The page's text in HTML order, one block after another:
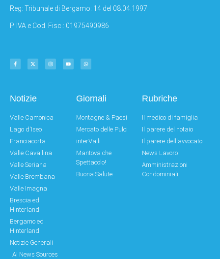
Reg: Tribunale di Bergamo: 14 del 08.04.1997
P. IVA e Cod. Fisc.: 01975490986
Notizie
Valle Camonica
Lago d'Iseo
Franciacorta
Valle Cavallina
Valle Seriana
Valle Brembana
Valle Imagna
Brescia ed
Hinterland
Bergamo ed
Hinterland
Notizie Generali
AI News Sources
Giornali
Montagne & Paesi
Mercato delle Pulci
interValli
Mantova che
Spettacolo!
Buona Salute
Rubriche
Il medico di famiglia
Il parere del notaio
Il parere dell'avvocato
News Lavoro
Amministrazioni
Condominiali